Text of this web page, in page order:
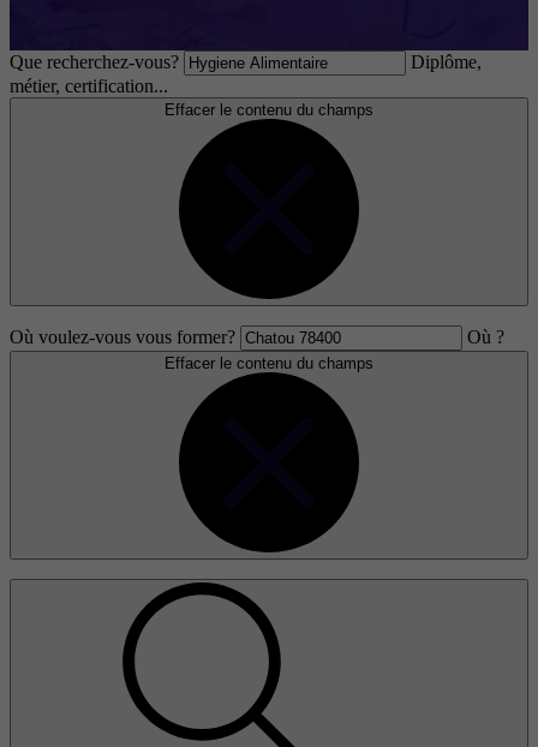
Que recherchez-vous?
Diplôme,
métier, certification...
Effacer le contenu du champs
Où voulez-vous vous former? Où ?
Effacer le contenu du champs